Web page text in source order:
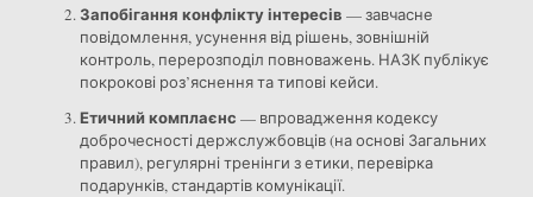
Запобігання конфлікту інтересів — завчасне
повідомлення, усунення від рішень, зовнішній
контроль, перерозподіл повноважень. НАЗК публікує
покрокові роз’яснення та типові кейси.
Етичний комплаєнс — впровадження кодексу
доброчесності держслужбовців (на основі Загальних
правил), регулярні тренінги з етики, перевірка
подарунків, стандартів комунікації.